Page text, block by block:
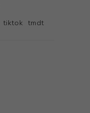
tiktok tmdt